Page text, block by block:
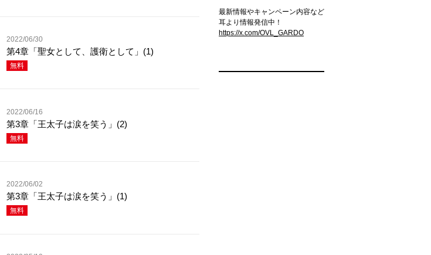
2022/06/30
第4章「聖女として、護衛として」(1)
無料
2022/06/16
第3章「王太子は涙を笑う」(2)
無料
2022/06/02
第3章「王太子は涙を笑う」(1)
無料
最新情報やキャンペーン内容など
耳より情報発信中！
https://x.com/OVL_GARDO